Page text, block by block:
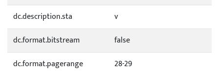
dc.description.sta
v
dc.format.bitstream
false
dc.format.pagerange
28-29